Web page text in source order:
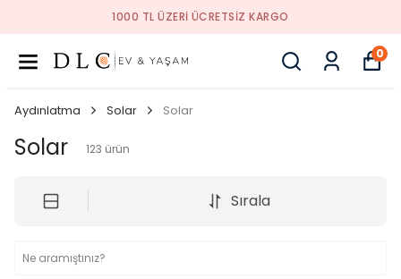
1000 TL ÜZERI ÜCRETSIZ KARGO
0
Aydınlatma Solar Solar
Solar 123 ürün
Sırala